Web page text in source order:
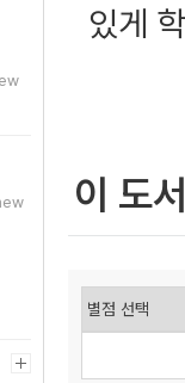
있게
이 도